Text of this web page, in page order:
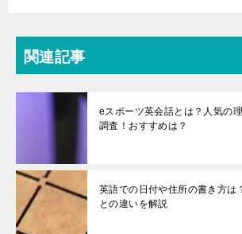
関連記事
eスポーツ英会話とは？人気の
調査！おすすめは？
英語での日付や住所の書き方は
との違いを解説